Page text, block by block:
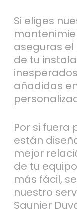
Si eliges
aseguras
de tu
añadidas
Por si fuera
están
mejor
de tu
más fácil,
nuestro
Saunier